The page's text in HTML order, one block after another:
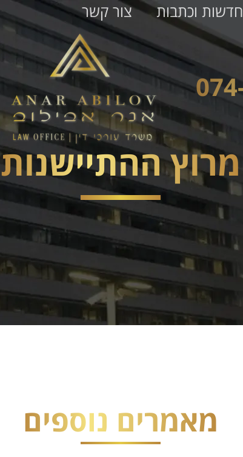
חדשות וכתבות צור קשר
מרוץ ההתיישנות
מאמרים נוספים